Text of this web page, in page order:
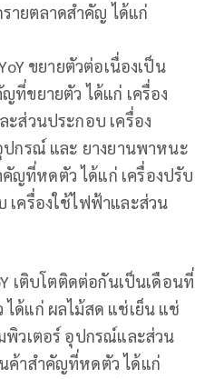
ายตลาดสำคัญ ได้แก่
ขยายตัวต่อเนื่องเป็น
ที่ขยายตัว ได้แก่ เครื่อง
ส่วนประกอบ เครื่อง
กรณ์ และ ยางยานพาหนะ
ญที่หดตัว ได้แก่ เครื่องปรับ
เครื่องใช้ไฟฟ้าและส่วน
เติบโตติดต่อกันเป็นเดือนที่
ด้แก่ ผลไม้สด แช่เย็น แช่
พิวเตอร์ อุปกรณ์และส่วน
ค้าสำคัญที่หดตัว ได้แก่